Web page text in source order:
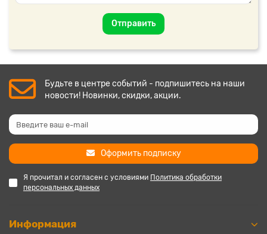
Отправить
Будьте в центре событий - подпишитесь на наши
новости! Новинки, скидки, акции.
Оформить подписку
Я прочитал и согласен с условиями Политика обработки
персональных данных
Информация